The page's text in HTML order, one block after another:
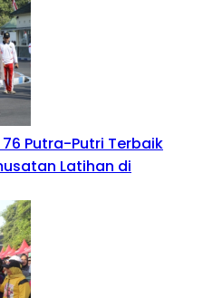
Putra-Putri Terbaik
Latihan di